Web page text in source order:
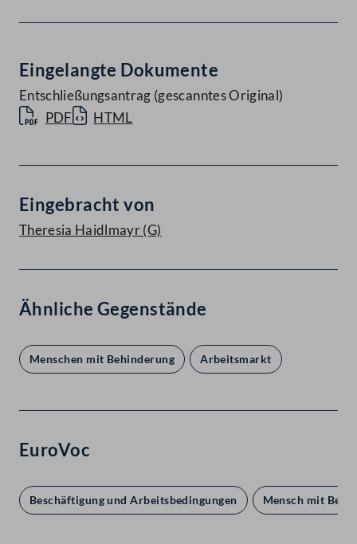
Eingelangte Dokumente
Entschließungsantrag (gescanntes Original)
PDF
HTML
Eingebracht von
Theresia Haidlmayr(G)
Ähnliche Gegenstände
Menschen mit Behinderung Arbeitsmarkt
EuroVoc
Beschäftigung und Arbeitsbedingungen Mensch mit